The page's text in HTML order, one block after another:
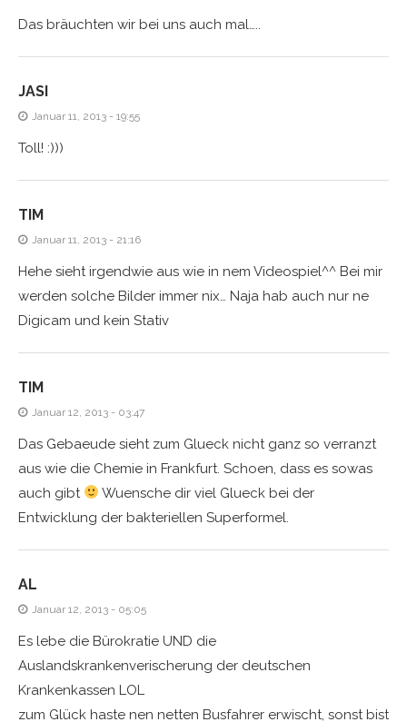
Das bräuchten wir bei uns auch mal…..
JASI
Januar 11, 2013 - 19:55
Toll! :)))
TIM
Januar 11, 2013 - 21:16
Hehe sieht irgendwie aus wie in nem Videospiel^^ Bei mir
werden solche Bilder immer nix… Naja hab auch nur ne
Digicam und kein Stativ
TIM
Januar 12, 2013 - 03:47
Das Gebaeude sieht zum Glueck nicht ganz so verranzt
aus wie die Chemie in Frankfurt. Schoen, dass es sowas
auch gibt
Wuensche dir viel Glueck bei der
Entwicklung der bakteriellen Superformel.
AL
Januar 12, 2013 - 05:05
Es lebe die Bürokratie UND die
Auslandskrankenverischerung der deutschen
Krankenkassen LOL
zum Glück haste nen netten Busfahrer erwischt, sonst bist